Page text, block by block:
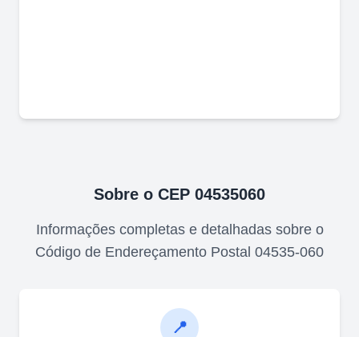
Sobre o CEP 04535060
Informações completas e detalhadas sobre o
Código de Endereçamento Postal 04535-060
📍